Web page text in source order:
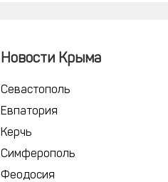
Новости Крыма
Севастополь
Евпатория
Керчь
Симферополь
Феодосия